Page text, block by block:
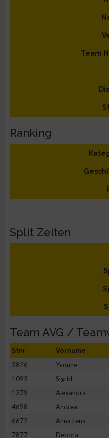
Team
Ranking
Split Zeiten
Team AVG /
Stnr Vorname
3826 Yvonne
1095
Sigrid
1379
Alexandra
4698
Andrea
6672
Anna Lena
7877
Debora